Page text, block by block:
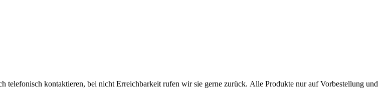
telefonisch kontaktieren, bei nicht Erreichbarkeit rufen wir sie gerne zurück. Alle Produkte nur auf Vorbestellung und